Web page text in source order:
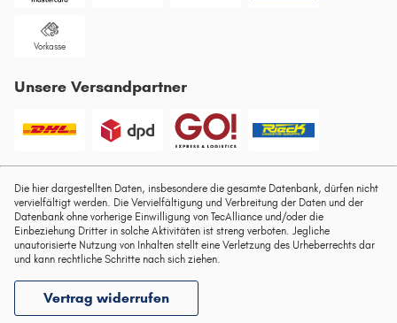
Vorkasse
Unsere Versandpartner
Die hier dargestellten Daten, insbesondere die gesamte Datenbank, dürfen nicht
vervielfältigt werden. Die Vervielfältigung und Verbreitung der Daten und der
Datenbank ohne vorherige Einwilligung von TecAlliance und/oder die
Einbeziehung Dritter in solche Aktivitäten ist streng verboten. Jegliche
unautorisierte Nutzung von Inhalten stellt eine Verletzung des Urheberrechts dar
und kann rechtliche Schritte nach sich ziehen.
Vertrag widerrufen